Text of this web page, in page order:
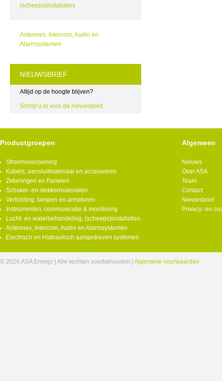
(scheeps)installaties
Antennes, Intercom, Audio en
Alarmsystemen
NIEUWSBRIEF
Altijd op de hoogte blijven?
Schrijf u in voor de nieuwsbrief.
Productgroepen
Stroomvoorziening
Kabels, aansluitmateriaal en accessoires
Zekeringen en Panelen
Schakel- en stekkermaterialen
Verlichting, lampen en armaturen
Instrumenten, communicatie & monitoring
Lucht- en waterbehandeling, (scheeps)installaties
Antennes, Intercom, Audio en Alarmsystemen
Electrisch en Hydraulisch aangedreven systemen
Algemeen
Nieuws
Over ASA
Team
Contact
Nieuwsbrief
Privacy- en
© 2026 ASA Energy | Alle rechten voorbehouden | Algemene voorwaarden